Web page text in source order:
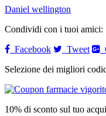
Daniel wellington
Condividi con i tuoi amici:
Facebook
Tweet
Selezione dei migliori
10% di sconto sul tuo